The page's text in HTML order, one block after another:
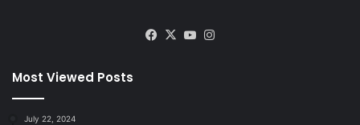
Facebook
X YouTube
Most Viewed Posts
July 22, 2024